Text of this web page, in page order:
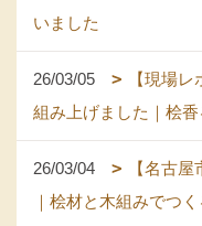
いました
26/03/05
【現場
組み上げました｜桧
26/03/04
【名古
｜桧材と木組みでつ